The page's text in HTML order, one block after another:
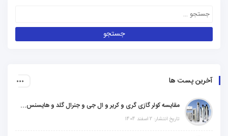
آخرین پست ها
مقایسه کولر گازی گری و کریر و ال جی و جنرال گلد و هایسنس و مدیا و اجنرال
تاریخ انتشار: 2 اسفند 1404